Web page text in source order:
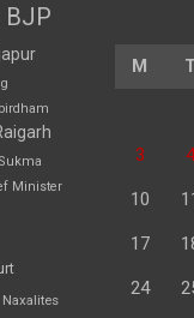
BJP
Minister
Naxalites
M
3 4
10
17
24